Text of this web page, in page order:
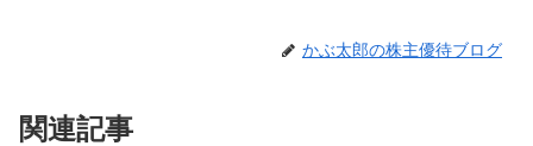
かぶ太郎の株主優待ブログ
関連記事